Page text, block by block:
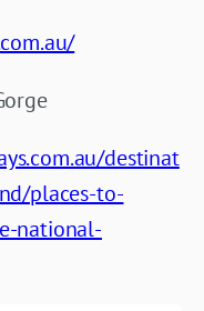
destinat
places-to-
national-